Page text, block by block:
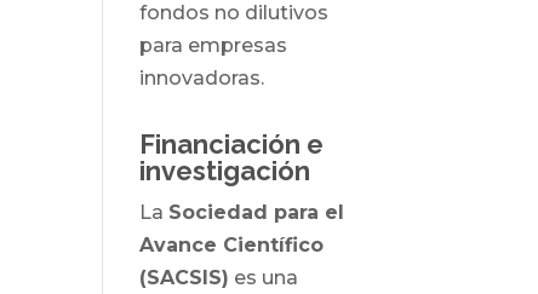
fondos no dilutivos
para empresas
innovadoras.
Financiación e
investigación
La Sociedad para el
Avance Científico
(SACSIS) es una